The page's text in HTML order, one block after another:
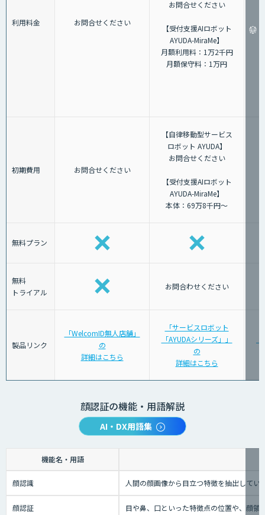
利用料金 お問合せください
お問合せください
【受付支援AIロボット
AYUDA-MiraMe】
月額利用料：1万2千円
月額保守料：1万円
初期費用 お問合せください
【自律移動型サービス
ロボット AYUDA】
お問合せください
【受付支援AIロボット
AYUDA-MiraMe】
本体：69万8千円～
無料プラン
無料
トライアル
お問合わせください
製品リンク
「WelcomID無人店舗」
の
詳細はこちら
「サービスロボット
「AYUDAシリーズ」」
の
詳細はこちら
顔認証の機能・用語解説
AI・DX用語集
機能名・用語
顔認識 人間の顔画像から目立つ特徴を抽出して
顔認証 目や鼻、口といった特徴点の位置や、顔